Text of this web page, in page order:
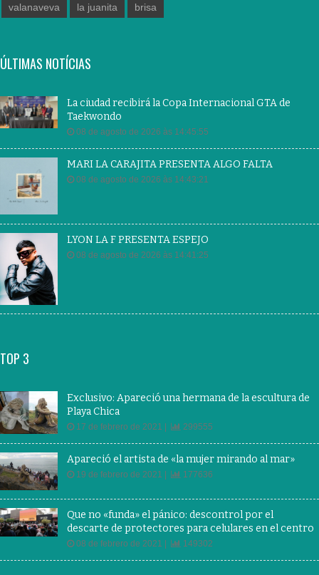
valanaveva la juanita brisa
ÚLTIMAS NOTÍCIAS
La ciudad recibirá la Copa Internacional GTA de
Taekwondo
08 de agosto de 2026 às 14:45:55
MARI LA CARAJITA PRESENTA ALGO FALTA
08 de agosto de 2026 às 14:43:21
LYON LA F PRESENTA ESPEJO
08 de agosto de 2026 às 14:41:25
TOP 3
Exclusivo: Apareció una hermana de la escultura de
Playa Chica
17 de febrero de 2021 | 299555
Apareció el artista de «la mujer mirando al mar»
19 de febrero de 2021 | 177636
Que no «funda» el pánico: descontrol por el
descarte de protectores para celulares en el centro
08 de febrero de 2021 | 149302